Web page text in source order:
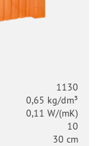
1130
0,65 kg/dm³
0,11 W/(mK)
10
30 cm